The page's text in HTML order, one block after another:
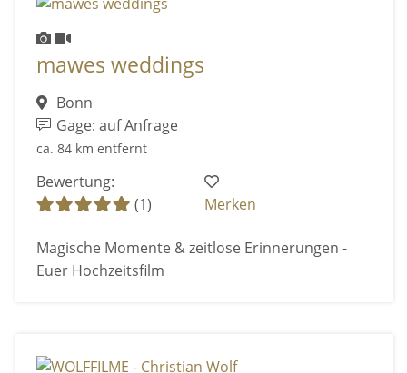
mawes weddings
Bonn
Gage: auf Anfrage
ca. 84 km entfernt
Bewertung:
(1)
Merken
Magische Momente & zeitlose Erinnerungen -
Euer Hochzeitsfilm